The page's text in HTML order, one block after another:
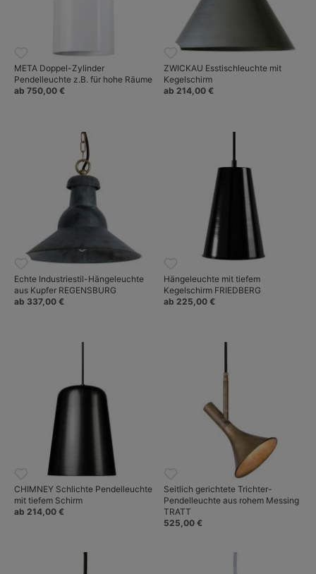
META Doppel-Zylinder
Pendelleuchte z.B. für hohe Räume
ab 750,00 €
ZWICKAU Esstischleuchte mit
Kegelschirm
ab 214,00 €
Echte Industriestil-Hängeleuchte
aus Kupfer REGENSBURG
ab 337,00 €
Hängeleuchte mit tiefem
Kegelschirm FRIEDBERG
ab 225,00 €
CHIMNEY Schlichte Pendelleuchte
mit tiefem Schirm
ab 214,00 €
Seitlich gerichtete Trichter-
Pendelleuchte aus rohem Messing
TRATT
525,00 €